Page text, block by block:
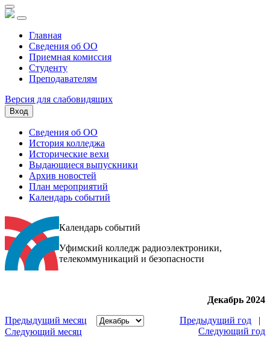
Главная
Сведения об ОО
Приемная комиссия
Студенту
Преподавателям
Версия для слабовидящих
Вход
Сведения об ОО
История колледжа
Исторические вехи
Выдающиеся выпускники
Архив новостей
План мероприятий
Календарь событий
Календарь событий
Уфимский колледж радиоэлектроники,
телекоммуникаций и безопасности
Декабрь 2024
Предыдущий месяц
Следующий месяц
Предыдущий год |
Следующий год